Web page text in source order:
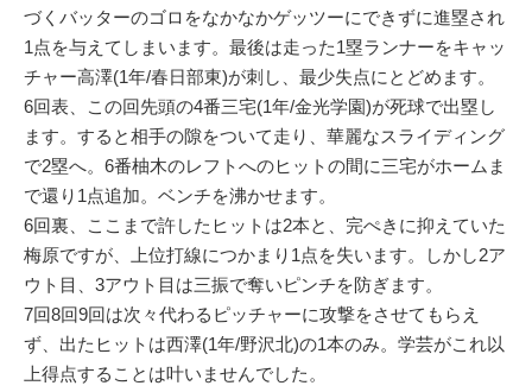
づくバッターのゴロをなかなかゲッツーにできずに進塁され
1点を与えてしまいます。最後は走った1塁ランナーをキャッ
チャー高澤(1年/春日部東)が刺し、最少失点にとどめます。
6回表、この回先頭の4番三宅(1年/金光学園)が死球で出塁し
ます。すると相手の隙をついて走り、華麗なスライディング
で2塁へ。6番柚木のレフトへのヒットの間に三宅がホームま
で還り1点追加。ベンチを沸かせます。
6回裏、ここまで許したヒットは2本と、完ぺきに抑えていた
梅原ですが、上位打線につかまり1点を失います。しかし2ア
ウト目、3アウト目は三振で奪いピンチを防ぎます。
7回8回9回は次々代わるピッチャーに攻撃をさせてもらえ
ず、出たヒットは西澤(1年/野沢北)の1本のみ。学芸がこれ以
上得点することは叶いませんでした。